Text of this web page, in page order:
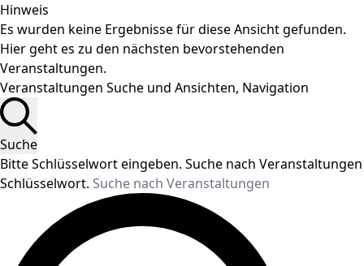
Hinweis
Es wurden keine Ergebnisse für diese Ansicht gefunden.
Hier geht es zu den nächsten bevorstehenden
Veranstaltungen.
Veranstaltungen Suche und Ansichten, Navigation
Suche
Bitte Schlüsselwort eingeben. Suche nach Veranstaltungen
Schlüsselwort.